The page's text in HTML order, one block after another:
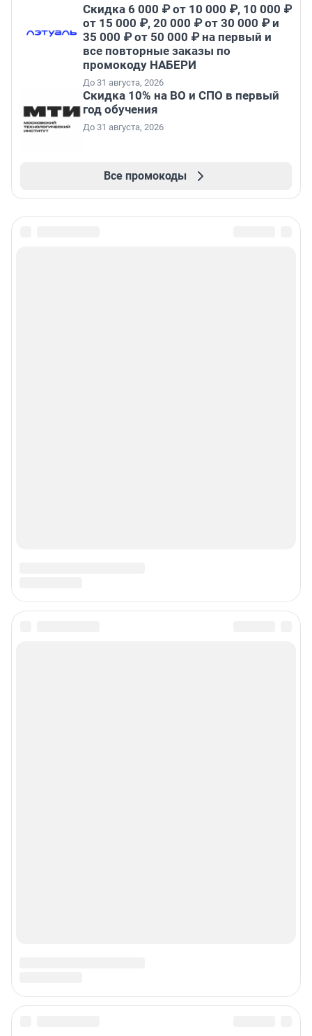
Скидка 6 000 ₽ от 10 000 ₽, 10 000 ₽
от 15 000 ₽, 20 000 ₽ от 30 000 ₽ и
35 000 ₽ от 50 000 ₽ на первый и
все повторные заказы по
промокоду НАБЕРИ
До 31 августа, 2026
Скидка 10% на ВО и СПО в первый
год обучения
До 31 августа, 2026
Все промокоды